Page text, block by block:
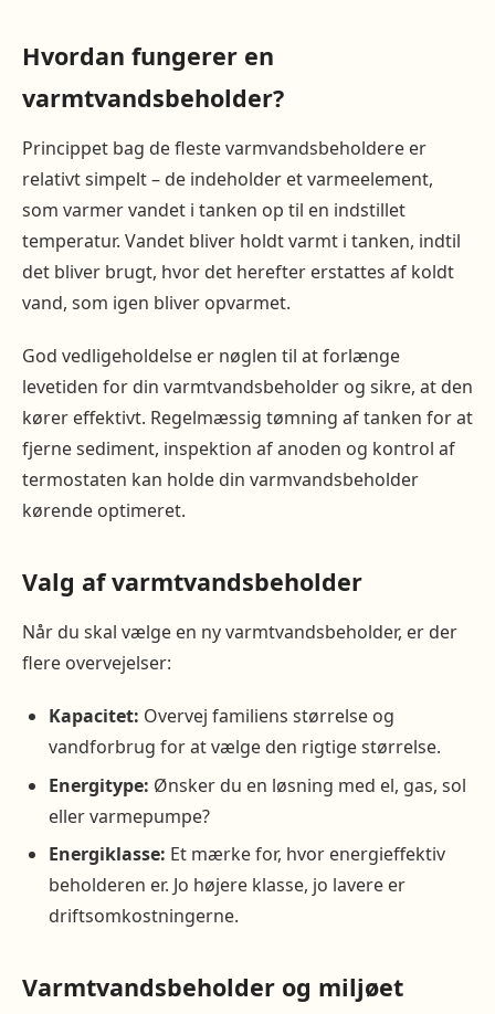
Hvordan fungerer en
varmtvandsbeholder?
Princippet bag de fleste varmvandsbeholdere er
relativt simpelt – de indeholder et varmeelement,
som varmer vandet i tanken op til en indstillet
temperatur. Vandet bliver holdt varmt i tanken, indtil
det bliver brugt, hvor det herefter erstattes af koldt
vand, som igen bliver opvarmet.
God vedligeholdelse er nøglen til at forlænge
levetiden for din varmtvandsbeholder og sikre, at den
kører effektivt. Regelmæssig tømning af tanken for at
fjerne sediment, inspektion af anoden og kontrol af
termostaten kan holde din varmvandsbeholder
kørende optimeret.
Valg af varmtvandsbeholder
Når du skal vælge en ny varmtvandsbeholder, er der
flere overvejelser:
Kapacitet: Overvej familiens størrelse og
vandforbrug for at vælge den rigtige størrelse.
Energitype: Ønsker du en løsning med el, gas, sol
eller varmepumpe?
Energiklasse: Et mærke for, hvor energieffektiv
beholderen er. Jo højere klasse, jo lavere er
driftsomkostningerne.
Varmtvandsbeholder og miljøet